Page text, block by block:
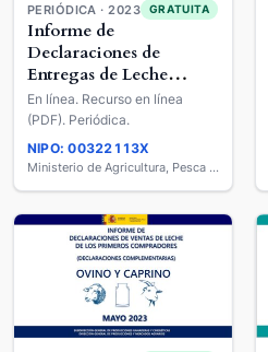
PERIÓDICA · 2023 GRATUITA
Informe de
Declaraciones de
Entregas de Leche
Ecológica, DOP E IGP a
los Primeros
Compradores : Ovino y
Caprino
En línea. Recurso en línea
(PDF). Periódica.
NIPO: 00322113X
Ministerio de Agricultura, Pesca y Alimentación